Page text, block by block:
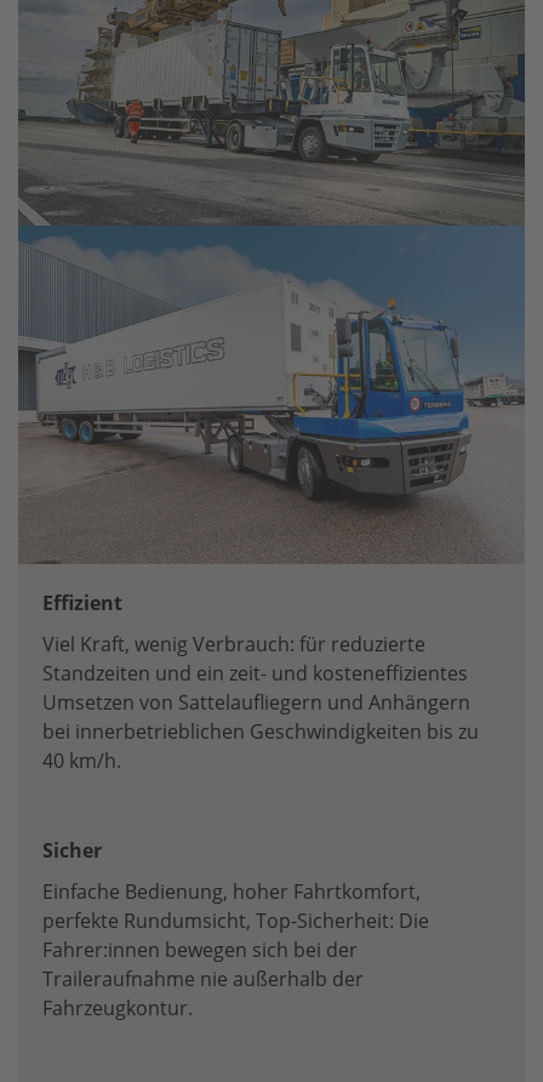
Effizient
Viel Kraft, wenig Verbrauch: für reduzierte
Standzeiten und ein zeit- und kosteneffizientes
Umsetzen von Sattelaufliegern und Anhängern
bei innerbetrieblichen Geschwindigkeiten bis zu
40 km/h.
Sicher
Einfache Bedienung, hoher Fahrtkomfort,
perfekte Rundumsicht, Top-Sicherheit: Die
Fahrer:innen bewegen sich bei der
Traileraufnahme nie außerhalb der
Fahrzeugkontur.